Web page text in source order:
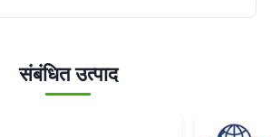
संबंधित उत्पाद